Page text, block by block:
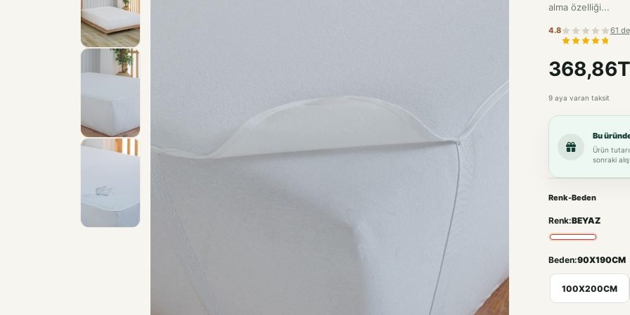
alma özelliği...
4.8 61
9 aya varan taksit
Bu
Ürün
sonraki
Renk-Beden
Renk:BEYAZ
Beden:90X190CM
100X200CM